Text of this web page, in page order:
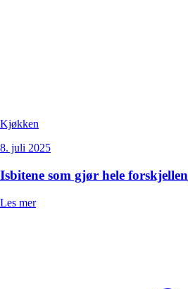
Kjøkken
8. juli 2025
Isbitene som gjør hele forskjellen
Les mer